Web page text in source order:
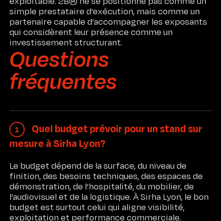
simple prestataire d’exécution, mais comme un
partenaire capable d’accompagner les exposants
qui considèrent leur présence comme un
investissement structurant.
Questions
fréquentes
1
Quel budget prévoir pour un stand sur
mesure à Sirha Lyon?
Le budget dépend de la surface, du niveau de
finition, des besoins techniques, des espaces de
démonstration, de l’hospitalité, du mobilier, de
l’audiovisuel et de la logistique. À Sirha Lyon, le bon
budget est surtout celui qui aligne visibilité,
exploitation et performance commerciale.